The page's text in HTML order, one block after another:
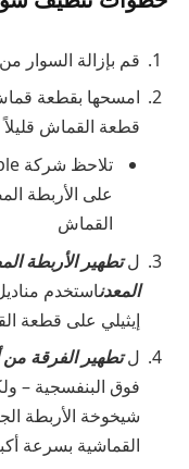
قم بإزالة السوار من Apple Watch (تجديد المعلومات هنا)
امسحها بقطعة
قطعة القماش قليلاً
على الأربطة
القماش
لتطهير الأربطة
المعدن
إيثيلي على قطعة
لتطهير الفرقة من
فوق البنفسجية –
شيخوخة الأربطة
القماشية بسرعة